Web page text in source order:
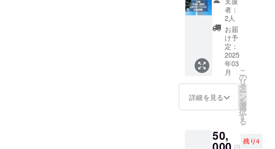
美味し
い時期
にこち
らから
送らせ
てもら
いま
す。3月
末まで
に発送
市にあ
る個人
または
事業者
様に限
りま
す。 ・
暴力団
関係
者・反
方は参
加をご
はくら
んかい
2025』
公式ガ
イド
ブック
に、広
告を掲
載しま
す。
Instagr
させて
頂きま
者：
2人
お届
け予
定：
2025
年03
月
詳細を見る
こ
の
リ
タ
ー
ン
を
選
択
す
る
50, 残り4